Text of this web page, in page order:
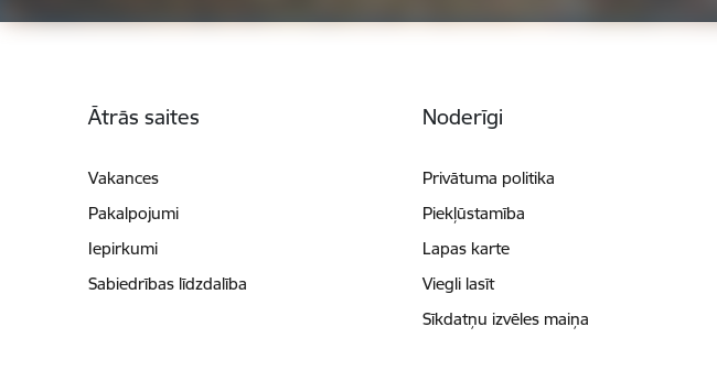
Ātrās saites
Vakances
Pakalpojumi
Iepirkumi
Sabiedrības līdzdalība
Noderīgi
Privātuma politika
Piekļūstamība
Lapas karte
Viegli lasīt
Sīkdatņu izvēles maiņa